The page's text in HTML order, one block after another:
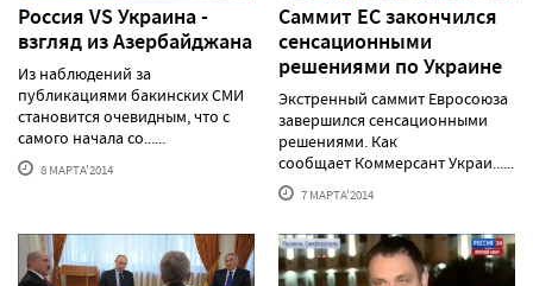
Россия VS Украина -
взгляд из Азербайджана
Из наблюдений за
публикациями бакинских СМИ
становится очевидным, что с
самого начала со......
8 МАРТА'2014
Саммит ЕС закончился
сенсационными
решениями по Украине
Экстренный саммит Евросоюза
завершился сенсационными
решениями. Как
сообщает Коммерсант Украи......
7 МАРТА'2014